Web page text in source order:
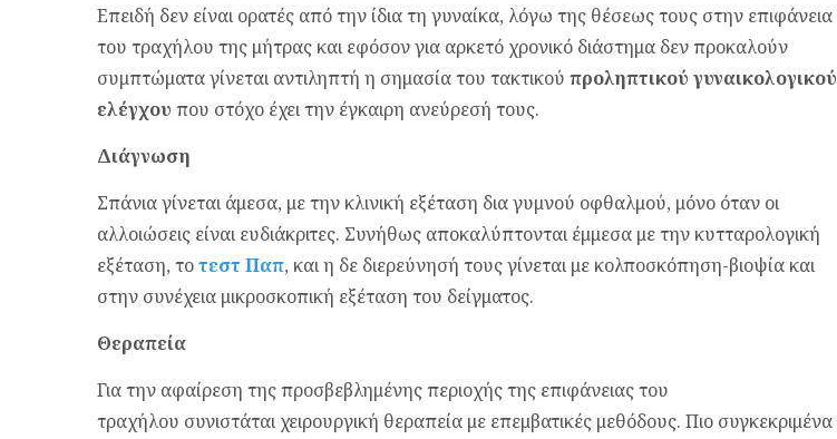
Επειδή δεν είναι ορατές από την ίδια τη γυναίκα, λόγω της θέσεως τους στην επιφάνεια
του τραχήλου της μήτρας και εφόσον για αρκετό χρονικό διάστημα δεν προκαλούν
συμπτώματα γίνεται αντιληπτή η σημασία του τακτικού προληπτικού γυναικολογικού
ελέγχου που στόχο έχει την έγκαιρη ανεύρεσή τους.
Διάγνωση
Σπάνια γίνεται άμεσα, με την κλινική εξέταση δια γυμνού οφθαλμού, μόνο όταν οι
αλλοιώσεις είναι ευδιάκριτες. Συνήθως αποκαλύπτονται έμμεσα με την κυτταρολογική
εξέταση, τοτεστ Παπ, και η δε διερεύνησή τους γίνεται με κολποσκόπηση-βιοψία και
στην συνέχεια μικροσκοπική εξέταση του δείγματος.
Θεραπεία
Για την αφαίρεση της προσβεβλημένης περιοχής της επιφάνειας του
τραχήλου συνιστάται χειρουργική θεραπεία με επεμβατικές μεθόδους. Πιο συγκεκριμένα